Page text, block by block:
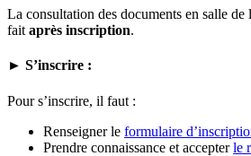
La consultation des documents en salle de
fait après inscription.
► S’inscrire :
Pour s’inscrire, il faut :
Renseigner le formulaire
Prendre connaissance et accepterle